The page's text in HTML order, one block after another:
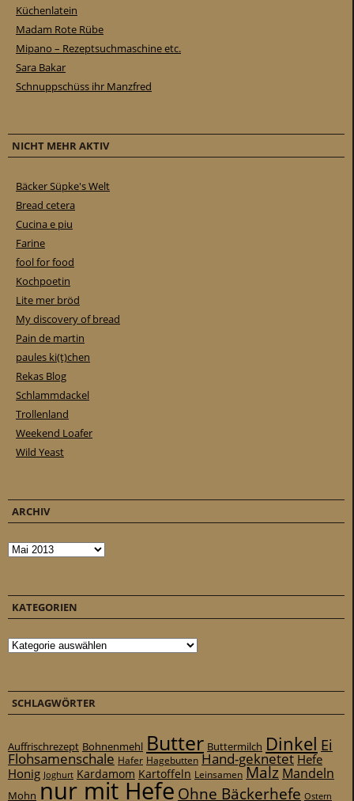
Küchenlatein
Madam Rote Rübe
Mipano – Rezeptsuchmaschine etc.
Sara Bakar
Schnuppschüss ihr Manzfred
NICHT MEHR AKTIV
Bäcker Süpke's Welt
Bread cetera
Cucina e piu
Farine
fool for food
Kochpoetin
Lite mer bröd
My discovery of bread
Pain de martin
paules ki(t)chen
Rekas Blog
Schlammdackel
Trollenland
Weekend Loafer
Wild Yeast
ARCHIV
Archiv
KATEGORIEN
Kategorien
SCHLAGWÖRTER
Auffrischrezept Bohnenmehl Butter Buttermilch Dinkel Ei
Flohsamenschale Hafer Hagebutten Hand-geknetet Hefe
Honig Joghurt Kardamom Kartoffeln Leinsamen Malz Mandeln
Mohn nur mit Hefe Ohne Bäckerhefe Ostern